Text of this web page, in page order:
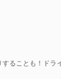
ることも！ドラ